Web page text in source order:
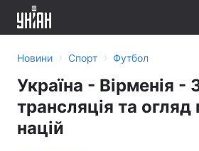
Новини › Спорт › Футбол
Україна - Вірменія -
трансляція та огляд
націй